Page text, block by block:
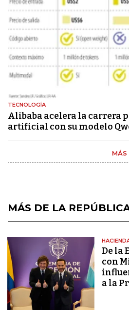
TECNOLOGÍA
Alibaba acelera la carrera
artificial con su modelo
MÁS
MÁS DE LA
De la
con
a la